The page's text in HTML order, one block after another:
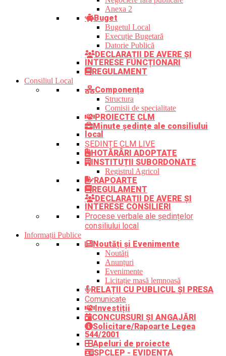
Anexa 2
Buget
Bugetul Local
Execuție Bugetară
Datorie Publică
DECLARAȚII DE AVERE ȘI
INTERESE FUNCȚIONARI
REGULAMENT
Consiliul Local
Componența
Structura
Comisii de specialitate
PROIECTE CLM
Minute ședințe ale consiliului
local
ȘEDINȚE CLM LIVE
HOTĂRÂRI ADOPTATE
INSTITUȚII SUBORDONATE
Registrul Agricol
RAPOARTE
REGULAMENT
DECLARAȚII DE AVERE ȘI
INTERESE CONSILIERI
Procese verbale ale ședințelor
consiliului local
Informații Publice
Noutăți și Evenimente
Noutăți
Anunțuri
Evenimente
Licitație masă lemnoasă
RELAȚII CU PUBLICUL ȘI PRESA
Comunicate
Investiții
CONCURSURI ȘI ANGAJĂRI
Solicitare/Rapoarte Legea
544/2001
Apeluri de proiecte
SPCLEP - EVIDENȚA